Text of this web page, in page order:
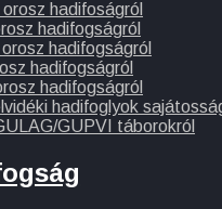
hadifoságról
hadifogságról
hadifogságról
hadifogságról
hadifogságról
hadifoglyok
GUPVI táborokról